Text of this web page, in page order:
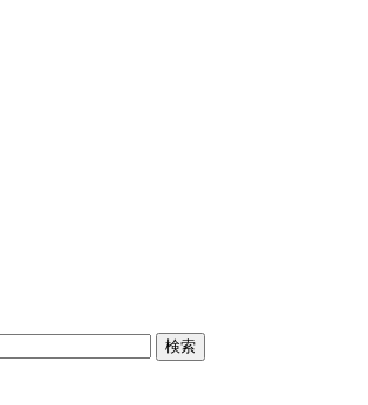
検索